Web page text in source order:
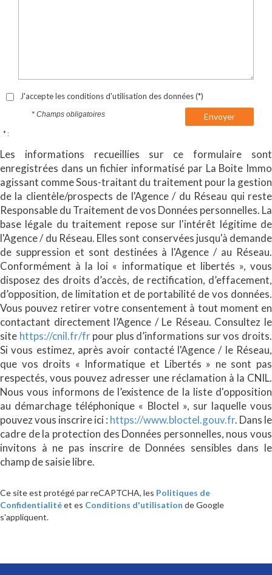
J'accepte les conditions d'utilisation des données (*)
Envoyer
* Champs obligatoires
* :
Les informations recueillies sur ce formulaire sont
enregistrées dans un fichier informatisé par La Boite Immo
agissant comme Sous-traitant du traitement pour la gestion
de la clientèle/prospects de l'Agence / du Réseau qui reste
Responsable du Traitement de vos Données personnelles. La
base légale du traitement repose sur l'intérêt légitime de
l'Agence / du Réseau. Elles sont conservées jusqu'à demande
de suppression et sont destinées à l'Agence / au Réseau.
Conformément à la loi « informatique et libertés », vous
disposez des droits d’accès, de rectification, d’effacement,
d’opposition, de limitation et de portabilité de vos données.
Vous pouvez retirer votre consentement à tout moment en
contactant directement l’Agence / Le Réseau. Consultez le
site https://cnil.fr/fr pour plus d’informations sur vos droits.
Si vous estimez, après avoir contacté l'Agence / le Réseau,
que vos droits « Informatique et Libertés » ne sont pas
respectés, vous pouvez adresser une réclamation à la CNIL.
Nous vous informons de l’existence de la liste d'opposition
au démarchage téléphonique « Bloctel », sur laquelle vous
pouvez vous inscrire ici : https://www.bloctel.gouv.fr. Dans le
cadre de la protection des Données personnelles, nous vous
invitons à ne pas inscrire de Données sensibles dans le
champ de saisie libre.
Ce site est protégé par reCAPTCHA, les Politiques de
Confidentialitéet es Conditions d'utilisation de Google
s'appliquent.